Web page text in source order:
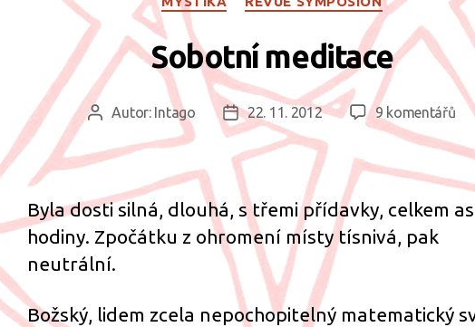
Sobotní meditace
AutorAutor: Intago
Datum
příspěvku
22. 11. 2012 9 komentářůu
s
Byla dosti silná, dlouhá, s třemi přídavky, celkem
hodiny. Zpočátku z ohromení místy tísnivá, pak
neutrální.
Božský, lidem zcela nepochopitelný matematický